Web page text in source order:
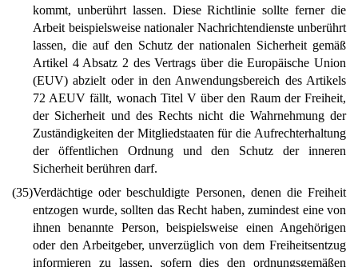
kommt, unberührt lassen. Diese Richtlinie sollte ferner die
Arbeit beispielsweise nationaler Nachrichtendienste unberührt
lassen, die auf den Schutz der nationalen Sicherheit gemäß
Artikel 4 Absatz 2 des Vertrags über die Europäische Union
(EUV) abzielt oder in den Anwendungsbereich des Artikels
72 AEUV fällt, wonach Titel V über den Raum der Freiheit,
der Sicherheit und des Rechts nicht die Wahrnehmung der
Zuständigkeiten der Mitgliedstaaten für die Aufrechterhaltung
der öffentlichen Ordnung und den Schutz der inneren
Sicherheit berühren darf.
(35)Verdächtige oder beschuldigte Personen, denen die Freiheit
entzogen wurde, sollten das Recht haben, zumindest eine von
ihnen benannte Person, beispielsweise einen Angehörigen
oder den Arbeitgeber, unverzüglich von dem Freiheitsentzug
informieren zu lassen, sofern dies den ordnungsgemäßen